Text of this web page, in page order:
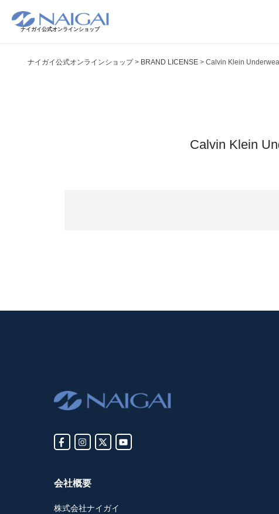
ナイガイ公式オンラインショップ
ナイガイ公式オンラインショップ BRAND LICENSE Calvin Klein
Calvin Klein
会社概要
株式会社ナイガイ